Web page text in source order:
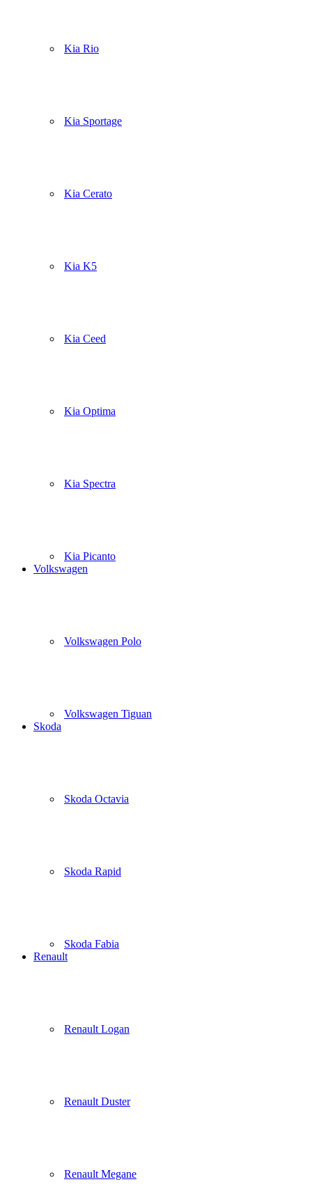
Kia Rio
Kia Sportage
Kia Cerato
Kia K5
Kia Ceed
Kia Optima
Kia Spectra
Kia Picanto
Volkswagen
Volkswagen Polo
Volkswagen Tiguan
Skoda
Skoda Octavia
Skoda Rapid
Skoda Fabia
Renault
Renault Logan
Renault Duster
Renault Megane